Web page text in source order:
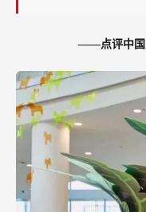
——点评中国